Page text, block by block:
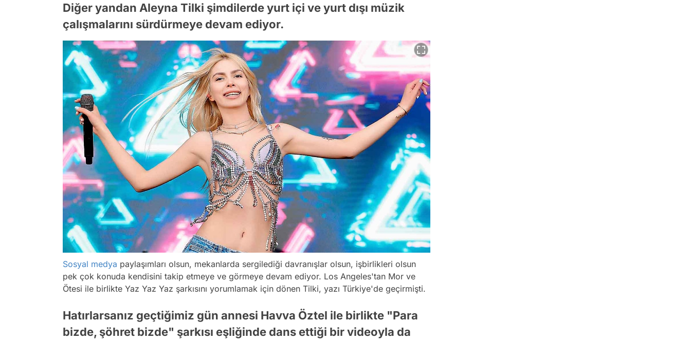
Diğer yandan Aleyna Tilki şimdilerde yurt içi ve yurt dışı müzik
çalışmalarını sürdürmeye devam ediyor.
Sosyal medya paylaşımları olsun, mekanlarda sergilediği davranışlar olsun, işbirlikleri olsun
pek çok konuda kendisini takip etmeye ve görmeye devam ediyor. Los Angeles'tan Mor ve
Ötesi ile birlikte Yaz Yaz Yaz şarkısını yorumlamak için dönen Tilki, yazı Türkiye'de geçirmişti.
Hatırlarsanız geçtiğimiz gün annesi Havva Öztel ile birlikte "Para
bizde, şöhret bizde" şarkısı eşliğinde dans ettiği bir videoyla da